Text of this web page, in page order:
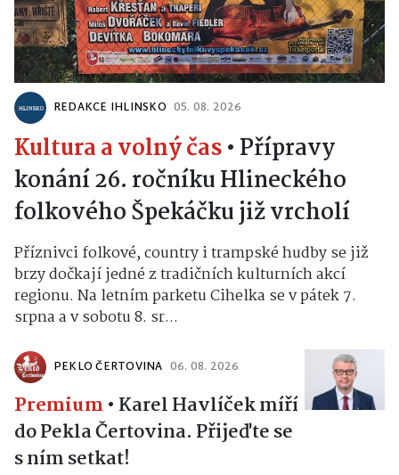
REDAKCE IHLINSKO 05. 08. 2026
Kultura a volný čas• Přípravy
konání 26. ročníku Hlineckého
folkového Špekáčku již vrcholí
Příznivci folkové, country i trampské hudby se již
brzy dočkají jedné z tradičních kulturních akcí
regionu. Na letním parketu Cihelka se v pátek 7.
srpna a v sobotu 8. sr...
PEKLO ČERTOVINA 06. 08. 2026
Premium • Karel Havlíček míří
do Pekla Čertovina. Přijeďte se
s ním setkat!